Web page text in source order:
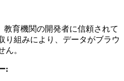
教育機関の開発者に信頼されて
り組みにより、データがブラウ
ん。
: